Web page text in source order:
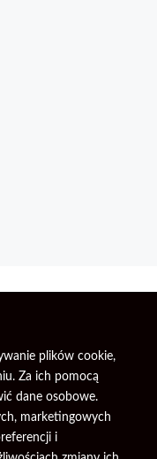
Elektroniczna
plików cookie,
Za ich pomocą
dane osobowe.
marketingowych
i